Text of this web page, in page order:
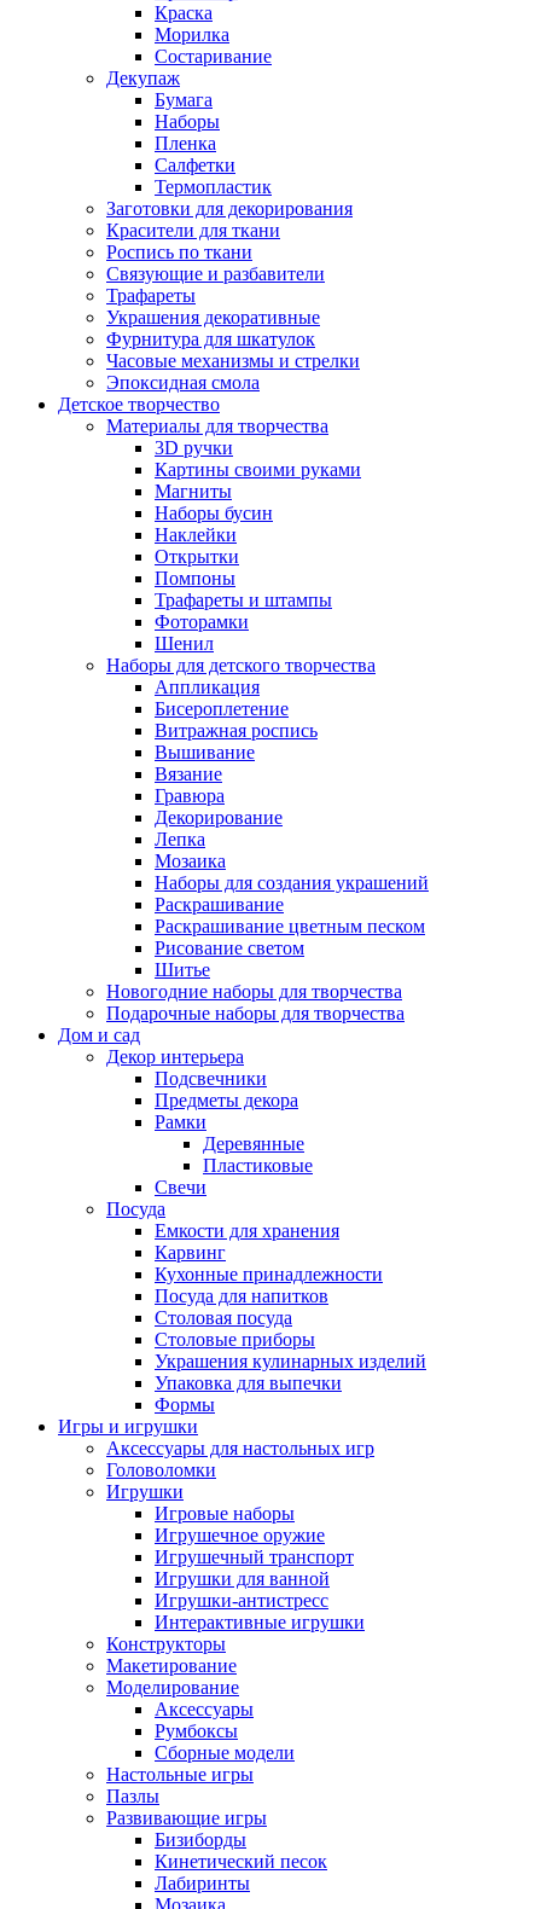
Краска
Морилка
Состаривание
Декупаж
Бумага
Наборы
Пленка
Салфетки
Термопластик
Заготовки для декорирования
Красители для ткани
Роспись по ткани
Связующие и разбавители
Трафареты
Украшения декоративные
Фурнитура для шкатулок
Часовые механизмы и стрелки
Эпоксидная смола
Детское творчество
Материалы для творчества
3D ручки
Картины своими руками
Магниты
Наборы бусин
Наклейки
Открытки
Помпоны
Трафареты и штампы
Фоторамки
Шенил
Наборы для детского творчества
Аппликация
Бисероплетение
Витражная роспись
Вышивание
Вязание
Гравюра
Декорирование
Лепка
Мозаика
Наборы для создания украшений
Раскрашивание
Раскрашивание цветным песком
Рисование светом
Шитье
Новогодние наборы для творчества
Подарочные наборы для творчества
Дом и сад
Декор интерьера
Подсвечники
Предметы декора
Рамки
Деревянные
Пластиковые
Свечи
Посуда
Емкости для хранения
Карвинг
Кухонные принадлежности
Посуда для напитков
Столовая посуда
Столовые приборы
Украшения кулинарных изделий
Упаковка для выпечки
Формы
Игры и игрушки
Аксессуары для настольных игр
Головоломки
Игрушки
Игровые наборы
Игрушечное оружие
Игрушечный транспорт
Игрушки для ванной
Игрушки-антистресс
Интерактивные игрушки
Конструкторы
Макетирование
Моделирование
Аксессуары
Румбоксы
Сборные модели
Настольные игры
Пазлы
Развивающие игры
Бизиборды
Кинетический песок
Лабиринты
Мозаика